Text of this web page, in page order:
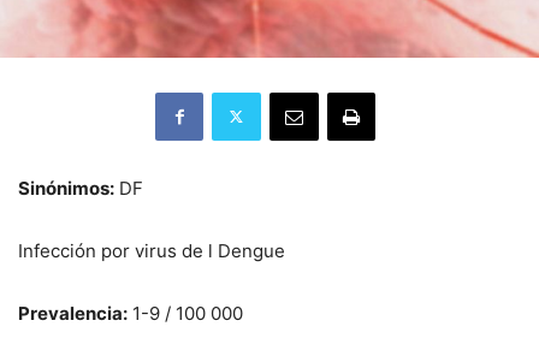
Sinónimos: DF
Infección por virus de l Dengue
Prevalencia: 1-9 / 100 000